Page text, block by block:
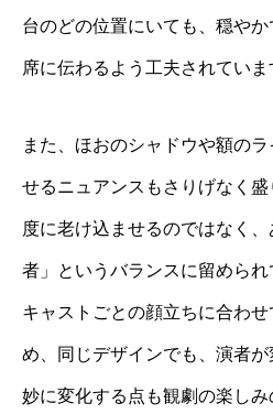
台のどの位置にいても、穏や
席に伝わるよう工夫されていま
また、ほおのシャドウや額の
せるニュアンスもさりげなく
度に老け込ませるのではなく
者」というバランスに留められ
キャストごとの顔立ちに合わ
め、同じデザインでも、演者
妙に変化する点も観劇の楽しみ